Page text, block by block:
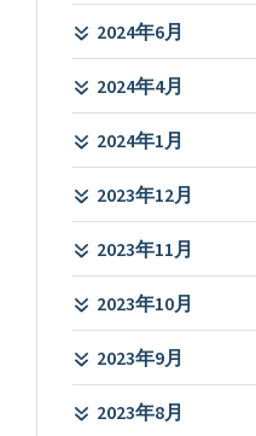
2024年6月
2024年4月
2024年1月
2023年12月
2023年11月
2023年10月
2023年9月
2023年8月